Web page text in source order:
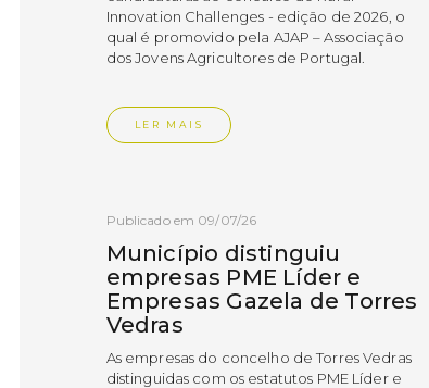
Innovation Challenges - edição de 2026, o
qual é promovido pela AJAP – Associação
dos Jovens Agricultores de Portugal.
LER MAIS
Publicado em 09/07/26
Município distinguiu
empresas PME Líder e
Empresas Gazela de Torres
Vedras
As empresas do concelho de Torres Vedras
distinguidas com os estatutos PME Líder e